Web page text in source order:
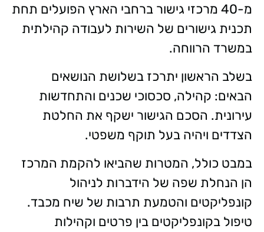
מ-40 מרכזי גישור ברחבי הארץ הפועלים תחת
תכנית גישורים של השירות לעבודה קהילתית
במשרד הרווחה.
בשלב הראשון יתרכז בשלושת הנושאים
הבאים: קהילה, סכסוכי שכנים והתחדשות
עירונית. הסכם הגישור ישקף את החלטת
הצדדים ויהיה בעל תוקף משפטי.
במבט כולל, המטרות שהביאו להקמת המרכז
הן הנחלת שפה של הידברות לניהול
קונפליקטים והטמעת תרבות של שיח מכבד.
טיפול בקונפליקטים בין פרטים וקהילות